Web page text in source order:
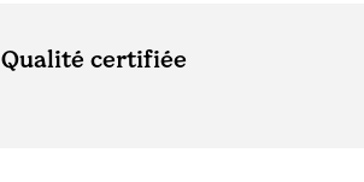
Qualité certifiée